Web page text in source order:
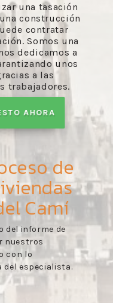
una tasación
construcción
contratar
Somos una
dedicamos a
unos
a las
trabajadores.
AHORA
de
Camí
del informe de
nuestros
con lo
del especialista.